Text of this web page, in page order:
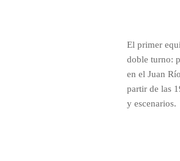
El primer
doble turno:
en el Juan
partir de las
y escenarios.